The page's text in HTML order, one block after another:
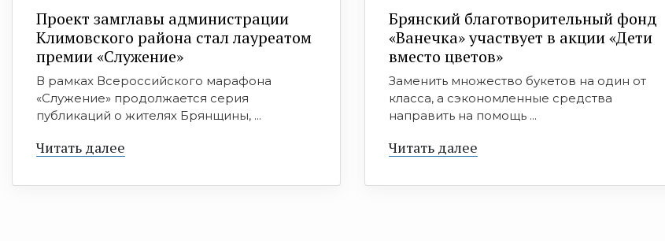
Проект замглавы администрации
Климовского района стал лауреатом
премии «Служение»
В рамках Всероссийского марафона
«Служение» продолжается серия
публикаций о жителях Брянщины, ...
Читать далее
Брянский благотворительный фонд
«Ванечка» участвует в акции «Дети
вместо цветов»
Заменить множество букетов на один от
класса, а сэкономленные средства
направить на помощь ...
Читать далее